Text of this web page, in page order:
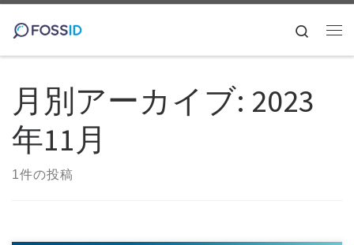
コンテンツへスキップ
Search
月別アーカイブ: 2023
年11月
1件の投稿